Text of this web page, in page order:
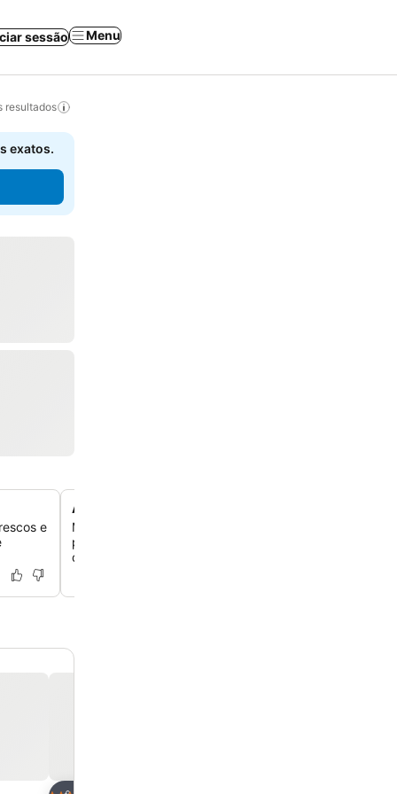
sessão Menu
resultados
exatos.
e
Academia bem equipada
Mantenha sua rotina de exercícios na academia do
proporcionando uma opção conveniente para você se
durante a sua estadia.